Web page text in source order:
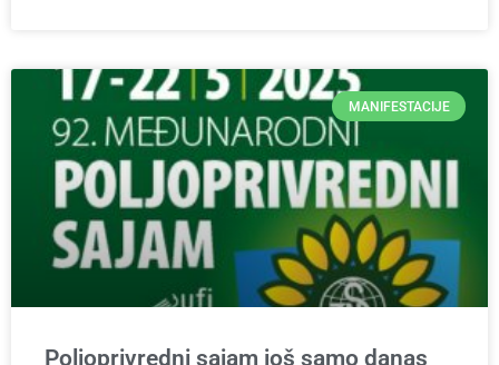
MANIFESTACIJE
Poljoprivredni sajam još samo danas